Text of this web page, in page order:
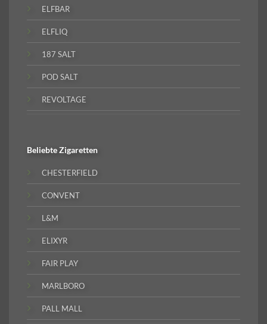
ELFBAR
ELFLIQ
187 SALT
POD SALT
REVOLTAGE
BeliebteZigaretten
CHESTERFIELD
CONVENT
L&M
ELIXYR
FAIR PLAY
MARLBORO
PALL MALL